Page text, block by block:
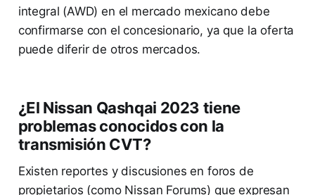
integral (AWD) en el mercado mexicano debe
confirmarse con el concesionario, ya que la oferta
puede diferir de otros mercados.
¿El Nissan Qashqai 2023 tiene
problemas conocidos con la
transmisión CVT?
Existen reportes y discusiones en foros de
propietarios (como Nissan Forums) que expresan